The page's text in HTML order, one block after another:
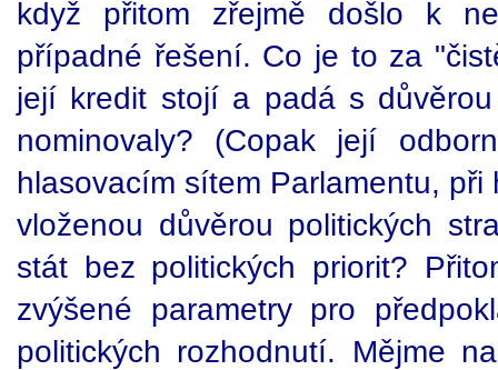
když přitom zřejmě došlo k
případné řešení. Co je to za
její kredit stojí a padá s
nominovaly? (Copak její
hlasovacím sítem Parlamentu,
vloženou důvěrou politických
stát bez politických priorit?
zvýšené parametry pro
politických rozhodnutí. Mějme